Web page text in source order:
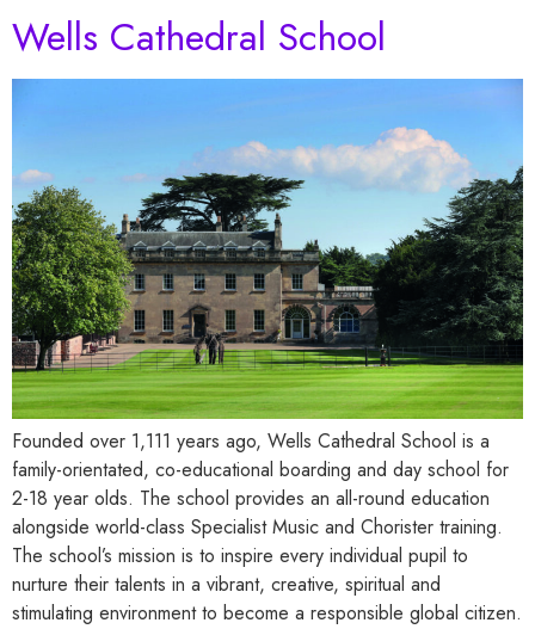
Wells Cathedral School
Founded over 1,111 years ago, Wells Cathedral School is a
family-orientated, co-educational boarding and day school for
2-18 year olds. The school provides an all-round education
alongside world-class Specialist Music and Chorister training.
The school’s mission is to inspire every individual pupil to
nurture their talents in a vibrant, creative, spiritual and
stimulating environment to become a responsible global citizen.